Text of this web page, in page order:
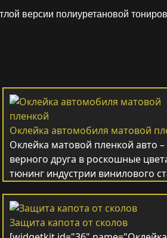
версии полиуретановой
Оклейка автомобиля матовой
Оклейка матовой пленкой авто
верного друга в роскошные
тюнинг индустрии винилового
Защита капота от сколов